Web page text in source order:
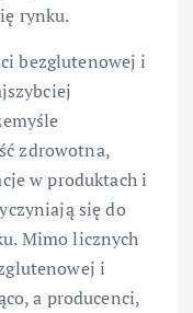
rynku.
bezglutenowej i
zdrowotna,
w produktach i
się do
Mimo licznych
i
a producenci,